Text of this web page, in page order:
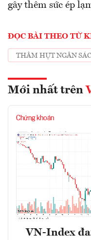
gây thêm sức ép
ĐỌC BÀI THEO TỪ
THÂM HỤT NGÂN
Mới nhất trên
Chứng khoán
VN-Index